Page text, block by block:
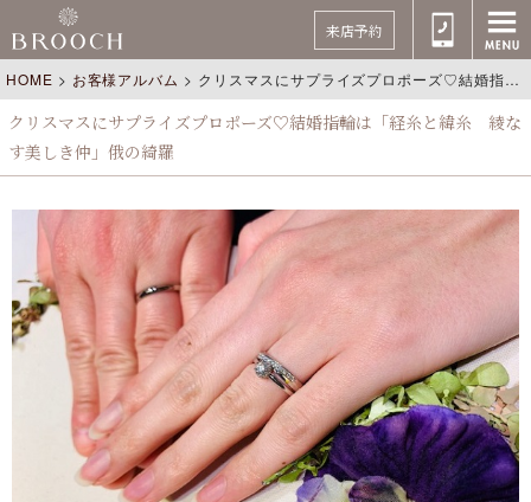
来店予約
HOME > お客様アルバム > クリスマスにサプライズプロポーズ♡結婚指輪は「経糸と緯糸 綾なす美しき仲」俄の綺羅
クリスマスにサプライズプロポーズ♡結婚指輪は「経糸と緯糸 綾な
す美しき仲」俄の綺羅